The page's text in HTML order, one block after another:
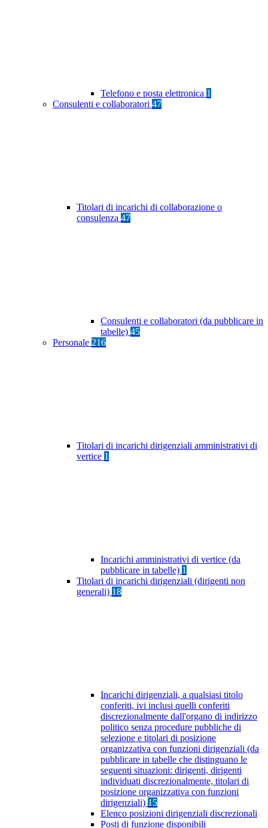
Telefono e posta elettronica 1
Consulenti e collaboratori 47
Titolari di incarichi di collaborazione o
consulenza 47
Consulenti e collaboratori (da pubblicare in
tabelle) 45
Personale 216
Titolari di incarichi dirigenziali amministrativi di
vertice 1
Incarichi amministrativi di vertice (da
pubblicare in tabelle) 1
Titolari di incarichi dirigenziali (dirigenti non
generali) 18
Incarichi dirigenziali, a qualsiasi titolo
conferiti, ivi inclusi quelli conferiti
discrezionalmente dall'organo di indirizzo
politico senza procedure pubbliche di
selezione e titolari di posizione
organizzativa con funzioni dirigenziali (da
pubblicare in tabelle che distinguano le
seguenti situazioni: dirigenti, dirigenti
individuati discrezionalmente, titolari di
posizione organizzativa con funzioni
dirigenziali) 15
Elenco posizioni dirigenziali discrezionali
Posti di funzione disponibili